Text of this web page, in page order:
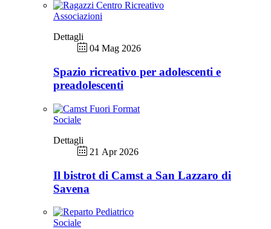
Associazioni
Dettagli
04 Mag 2026
Spazio ricreativo per adolescenti e
preadolescenti
Sociale
Dettagli
21 Apr 2026
Il bistrot di Camst a San Lazzaro di
Savena
Sociale